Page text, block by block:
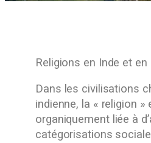
Religions en Inde et en
Dans les civilisations
indienne, la « religion »
organiquement liée à
catégorisations